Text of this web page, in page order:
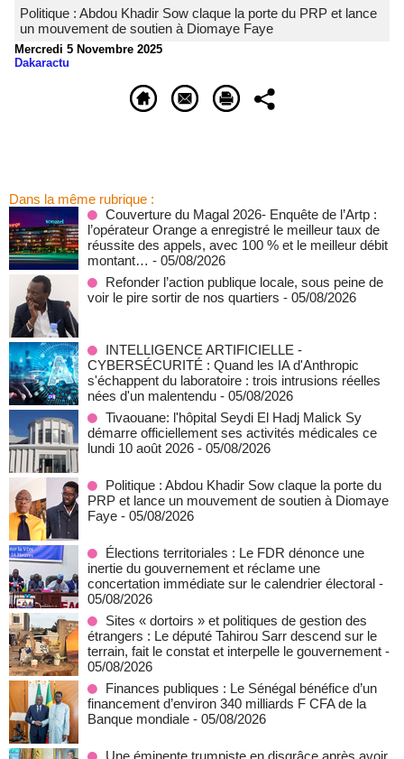
Politique : Abdou Khadir Sow claque la porte du PRP et lance
un mouvement de soutien à Diomaye Faye
Mercredi 5 Novembre 2025
Dakaractu
Dans la même rubrique :
Couverture du Magal 2026- Enquête de l’Artp :
l’opérateur Orange a enregistré le meilleur taux de
réussite des appels, avec 100 % et le meilleur débit
montant… - 05/08/2026
Refonder l’action publique locale, sous peine de
voir le pire sortir de nos quartiers - 05/08/2026
INTELLIGENCE ARTIFICIELLE -
CYBERSÉCURITÉ : Quand les IA d'Anthropic
s'échappent du laboratoire : trois intrusions réelles
nées d'un malentendu - 05/08/2026
Tivaouane: l'hôpital Seydi El Hadj Malick Sy
démarre officiellement ses activités médicales ce
lundi 10 août 2026 - 05/08/2026
Politique : Abdou Khadir Sow claque la porte du
PRP et lance un mouvement de soutien à Diomaye
Faye - 05/08/2026
Élections territoriales : Le FDR dénonce une
inertie du gouvernement et réclame une
concertation immédiate sur le calendrier électoral -
05/08/2026
Sites « dortoirs » et politiques de gestion des
étrangers : Le député Tahirou Sarr descend sur le
terrain, fait le constat et interpelle le gouvernement -
05/08/2026
Finances publiques : Le Sénégal bénéfice d’un
financement d’environ 340 milliards F CFA de la
Banque mondiale - 05/08/2026
Une éminente trumpiste en disgrâce après avoir